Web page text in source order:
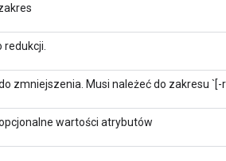
redukcji.
zmniejszenia. Musi należeć do zakresu
wartości atrybutów